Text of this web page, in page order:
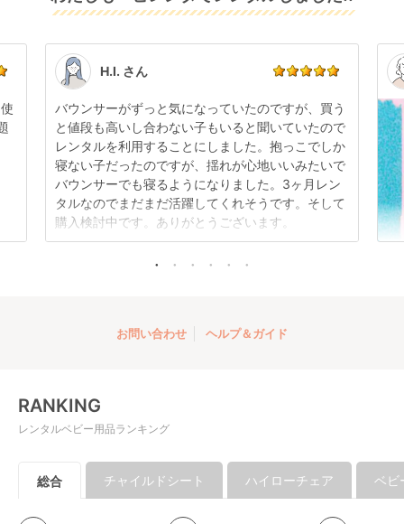
感はございますが、故障や大きなキズ、シミなどのリ
す。
点検清掃については
もご確認ください。
可能です。
い。
H.I. さん
バウンサーがずっと気になっていたのですが、買う
と値段も高いし合わない子もいると聞いていたので
レンタルを利用することにしました。抱っこでしか
寝ない子だったのですが、揺れが心地いいみたいで
バウンサーでも寝るようになりました。3ヶ月レン
タルなのでまだまだ活躍してくれそうです。そして
購入検討中です。ありがとうございます。
お問い合わせ ヘルプ＆ガイド
RANKING
レンタルベビー用品ランキング
総合 チャイルドシート ハイローチェア ベビ